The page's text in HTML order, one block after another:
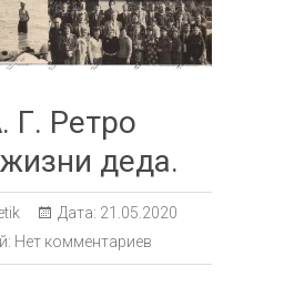
Г. Ретро
деда.
Дата: 21.05.2020
Нет комментариев